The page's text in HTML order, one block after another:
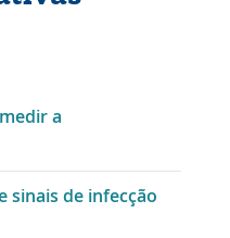
a
sinais de infecção